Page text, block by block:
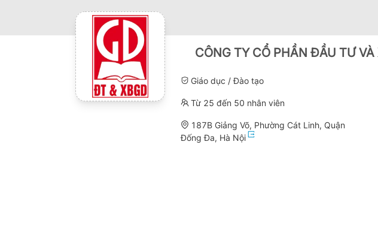
CÔNG TY CỔ PHẦN ĐẦU TƯ VÀ
Giáo dục / Đào tạo
Từ 25 đến 50 nhân viên
187B Giảng Võ, Phường Cát Linh, Quận
Đống Đa, Hà Nội